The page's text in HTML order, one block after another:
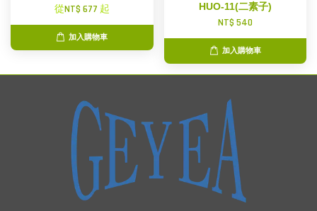
從NT$ 677 起
加入購物車
HUO-11(二素子)
NT$ 540
加入購物車